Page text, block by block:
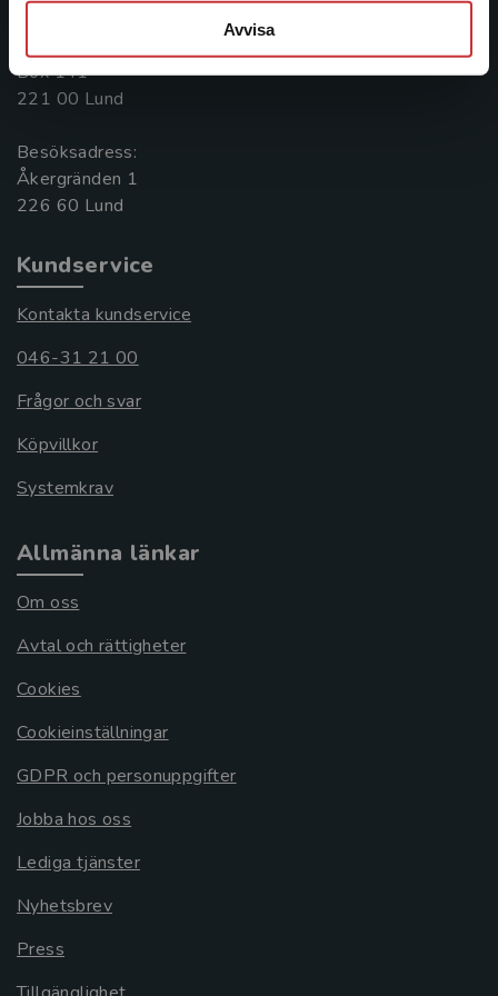
Avvisa
Box 141
221 00 Lund
Besöksadress:
Åkergränden 1
Kundservice
Kontakta kundservice
046-31 21 00
Frågor och svar
Köpvillkor
Systemkrav
Allmänna länkar
Om oss
Avtal och rättigheter
Cookies
Cookieinställningar
GDPR och personuppgifter
Jobba hos oss
Lediga tjänster
Nyhetsbrev
Press